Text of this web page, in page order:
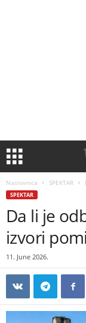
Naslovnica SPEKTAR
SPEKTAR
Da li je
izvori
11. June 2026.